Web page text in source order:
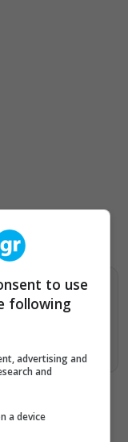
αποτελέσματα
to use
following
advertising and
and
a device